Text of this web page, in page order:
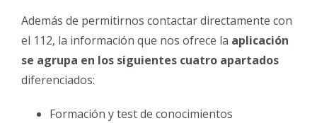
Además de permitirnos contactar directamente con
el 112, la información que nos ofrece la aplicación
se agrupa en los siguientes cuatro apartados
diferenciados:
Formación y test de conocimientos